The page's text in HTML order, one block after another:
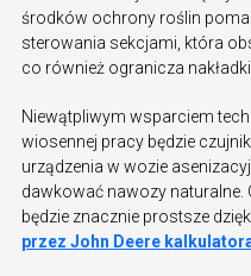
środków ochrony roślin
sterowania sekcjami, która
co również ogranicza
Niewątpliwym wsparciem
wiosennej pracy będzie
urządzenia w wozie
dawkować nawozy naturalne.
będzie znacznie prostsze
przez John Deere